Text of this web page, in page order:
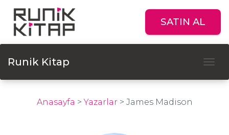
SATIN AL
Runik Kitap
Anasayfa >Yazarlar > James Madison